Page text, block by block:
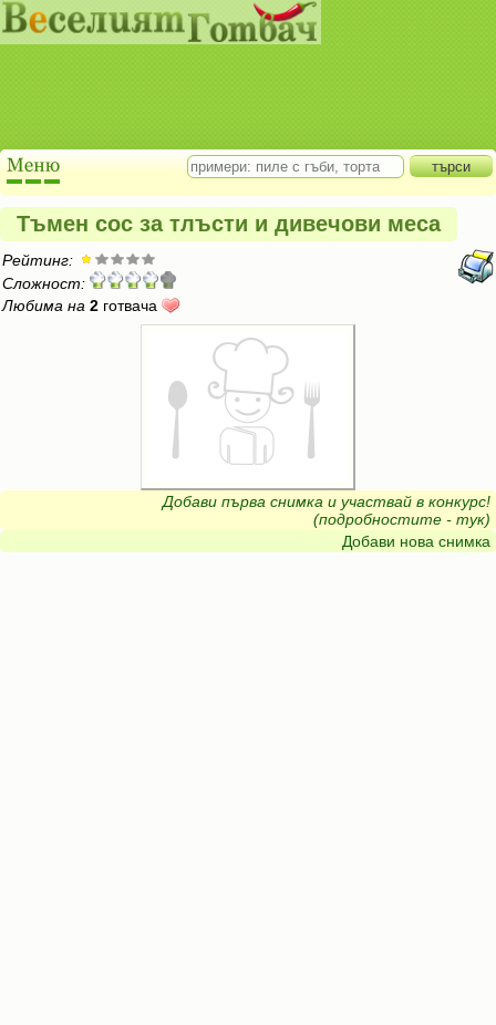
Тъмен сос за тлъсти и дивечови меса
Рейтинг:
Сложност:
Любима на 2 готвача
Добави първа снимка и участвай в конкурс!
(подробностите - тук)
Добави нова снимка